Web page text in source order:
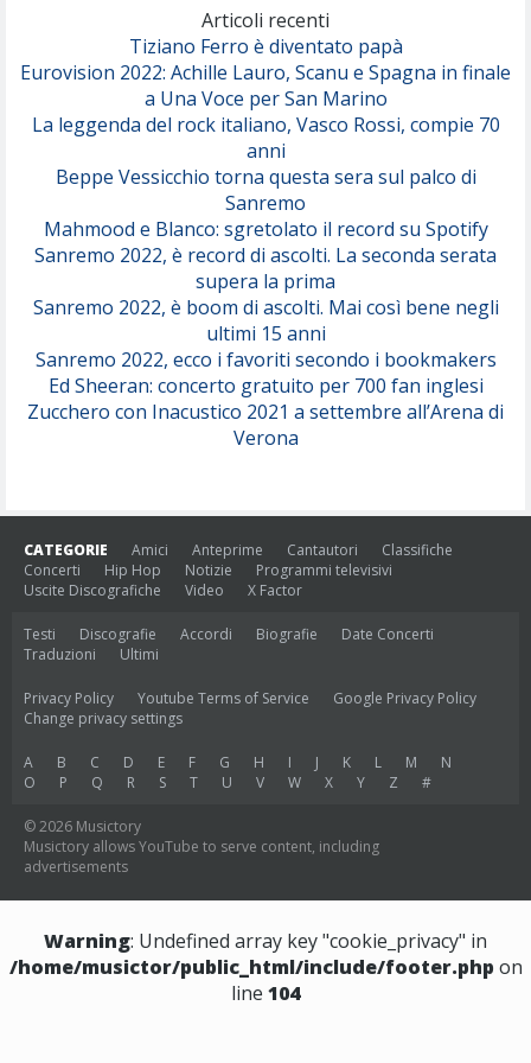
Serenamente
Articoli recenti
Tiziano Ferro è diventato papà
Eurovision 2022: Achille Lauro, Scanu e Spagna in finale
a Una Voce per San Marino
La leggenda del rock italiano, Vasco Rossi, compie 70
anni
Beppe Vessicchio torna questa sera sul palco di
Sanremo
Mahmood e Blanco: sgretolato il record su Spotify
Sanremo 2022, è record di ascolti. La seconda serata
supera la prima
Sanremo 2022, è boom di ascolti. Mai così bene negli
ultimi 15 anni
Sanremo 2022, ecco i favoriti secondo i bookmakers
Ed Sheeran: concerto gratuito per 700 fan inglesi
Zucchero con Inacustico 2021 a settembre all’Arena di
Verona
CATEGORIE Amici Anteprime Cantautori
Classifiche
Concerti
Hip Hop Notizie
Programmi televisivi
Uscite Discografiche
Video X Factor
Testi Discografie Accordi Biografie
Date Concerti
Traduzioni
Ultimi
Privacy Policy Youtube Terms of Service
Google Privacy Policy
Change privacy settings
A B C D E F G H I J K L M
N
O
P Q R S T U V W X Y Z #
© 2026 Musictory
Musictory allows YouTube to serve content, including
advertisements
Warning: Undefined array key "cookie_privacy" in
/home/musictor/public_html/include/footer.php on
line 104